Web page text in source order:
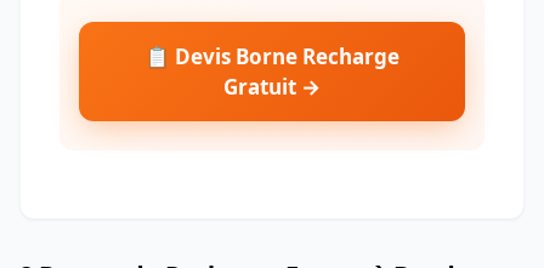
📋 Devis Borne Recharge
Gratuit →